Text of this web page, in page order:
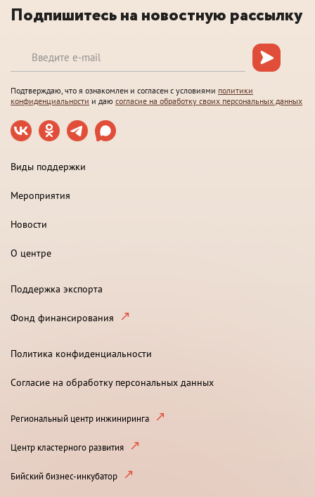
Подпишитесь на новостную рассылку
Подтверждаю, что я ознакомлен и согласен с условиями политики
конфиденциальности и даю согласие на обработку своих персональных данных
Виды поддержки
Мероприятия
Новости
О центре
Поддержка экспорта
Фонд финансирования
Политика конфиденциальности
Согласие на обработку персональных данных
Региональный центр инжиниринга
Центр кластерного развития
Бийский бизнес-инкубатор